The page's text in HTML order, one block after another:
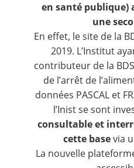
en santé publique)
une
En effet, le site de la
2019. L’Institut
contributeur de la
de l’arrêt de
données PASCAL et
l’Inist se sont
consultable et
cette basevia
La nouvelle